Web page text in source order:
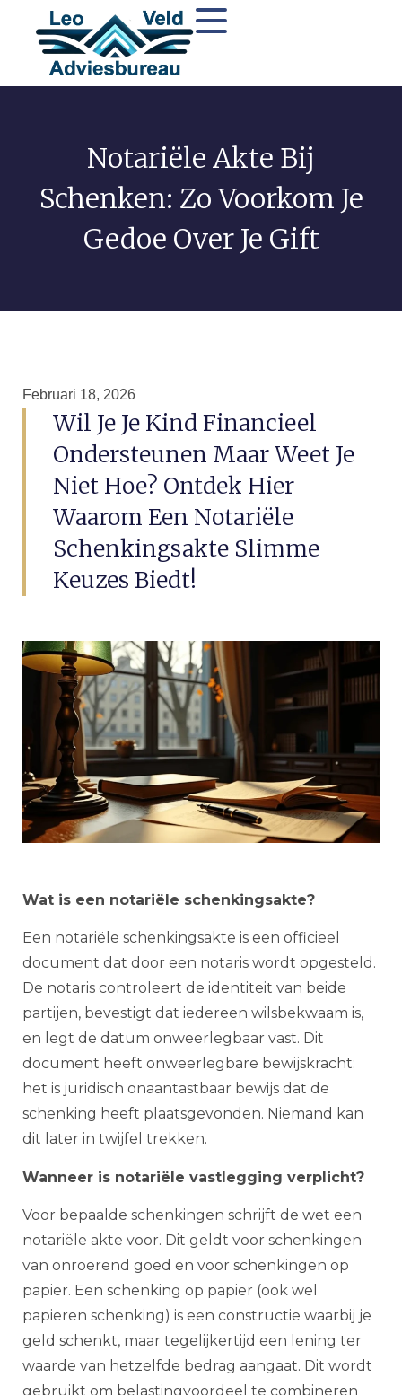
Notariële Akte Bij
Schenken: Zo Voorkom Je
Gedoe Over Je Gift
Februari 18, 2026
Wil Je Je Kind Financieel
Ondersteunen Maar Weet Je
Niet Hoe? Ontdek Hier
Waarom Een Notariële
Schenkingsakte Slimme
Keuzes Biedt!
Wat is een notariële schenkingsakte?
Een notariële schenkingsakte is een officieel
document dat door een notaris wordt opgesteld.
De notaris controleert de identiteit van beide
partijen, bevestigt dat iedereen wilsbekwaam is,
en legt de datum onweerlegbaar vast. Dit
document heeft onweerlegbare bewijskracht:
het is juridisch onaantastbaar bewijs dat de
schenking heeft plaatsgevonden. Niemand kan
dit later in twijfel trekken.
Wanneer is notariële vastlegging verplicht?
Voor bepaalde schenkingen schrijft de wet een
notariële akte voor. Dit geldt voor schenkingen
van onroerend goed en voor schenkingen op
papier. Een schenking op papier (ook wel
papieren schenking) is een constructie waarbij je
geld schenkt, maar tegelijkertijd een lening ter
waarde van hetzelfde bedrag aangaat. Dit wordt
gebruikt om belastingvoordeel te combineren